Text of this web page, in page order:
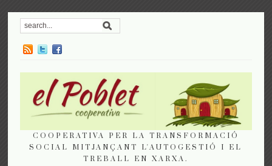
COOPERATIVA PER LA TRANSFORMACIÓ
SOCIAL MITJANÇANT L'AUTOGESTIÓ I EL
TREBALL EN XARXA.